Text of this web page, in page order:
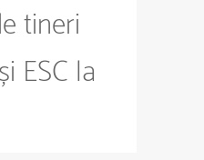
tineri
ESC la